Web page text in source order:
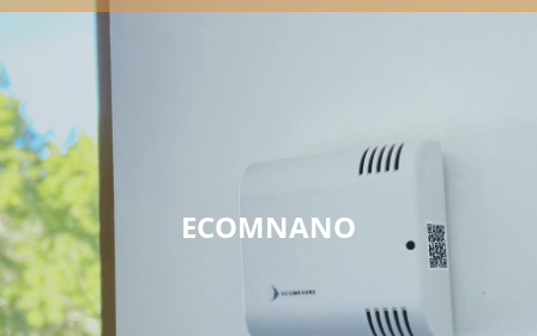
Vous êtes ici ECOMNANO